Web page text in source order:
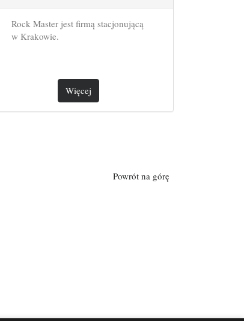
Rock Master jest firmą stacjonującą
w Krakowie.
Więcej
Powrót na górę